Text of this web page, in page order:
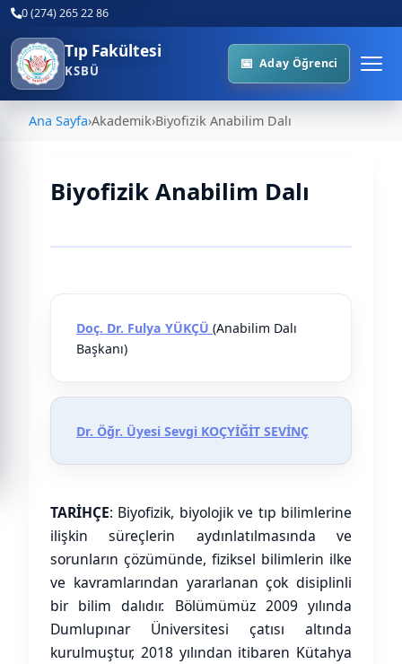
0 (274) 265 22 86
Tıp Fakültesi
KSBÜ Aday Öğrenci
Ana Sayfa›Akademik›Biyofizik Anabilim Dalı
Biyofizik Anabilim Dalı
Doç. Dr. Fulya YÜKÇÜ (Anabilim Dalı
Başkanı)
Dr. Öğr. Üyesi Sevgi KOÇYİĞİT SEVİNÇ
TARİHÇE: Biyofizik, biyolojik ve tıp bilimlerine
ilişkin süreçlerin aydınlatılmasında ve
sorunların çözümünde, fiziksel bilimlerin ilke
ve kavramlarından yararlanan çok disiplinli
bir bilim dalıdır. Bölümümüz 2009 yılında
Dumlupınar Üniversitesi çatısı altında
kurulmuştur, 2018 yılından itibaren Kütahya